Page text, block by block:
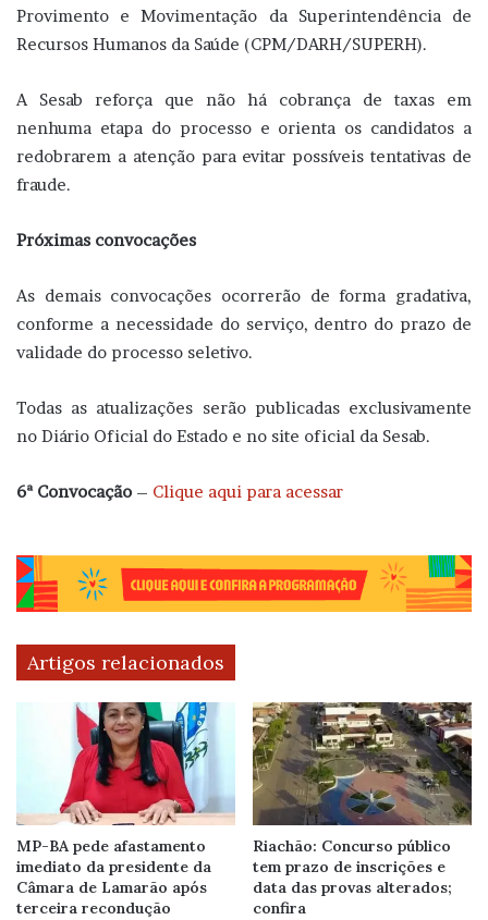
Provimento e Movimentação da Superintendência de
Recursos Humanos da Saúde (CPM/DARH/SUPERH).
A Sesab reforça que não há cobrança de taxas em
nenhuma etapa do processo e orienta os candidatos a
redobrarem a atenção para evitar possíveis tentativas de
fraude.
Próximas convocações
As demais convocações ocorrerão de forma gradativa,
conforme a necessidade do serviço, dentro do prazo de
validade do processo seletivo.
Todas as atualizações serão publicadas exclusivamente
no Diário Oficial do Estado e no site oficial da Sesab.
6ª Convocação – Clique aqui para acessar
Artigos relacionados
MP-BA pede afastamento
imediato da presidente da
Câmara de Lamarão após
terceira recondução
Riachão: Concurso público
tem prazo de inscrições e
data das provas alterados;
confira